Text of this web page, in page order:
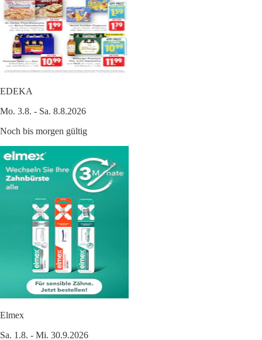
EDEKA
Mo. 3.8. - Sa. 8.8.2026
Noch bis morgen gültig
Elmex
Sa. 1.8. - Mi. 30.9.2026